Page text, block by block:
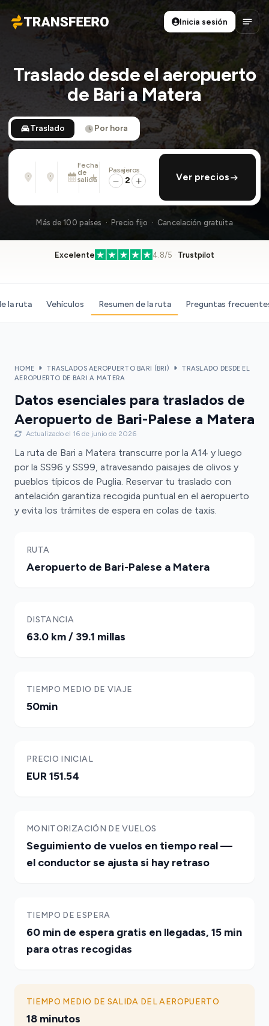
Transfeero
Inicia sesión
Abrir
Traslado desde el aeropuerto
de Bari a Matera
Traslado Por hora
Desde
Dirección, aeropuerto, hotel, ...
Hasta
Dirección, aeropuerto, hotel, ...
Fecha
de
salida
Lun., 10 Ago. · 13:45
añadir regreso
Pasajeros
2 Ver precios
Más de 100 países · Precio fijo · Cancelación gratuita
Excelente 4.8/5 · Trustpilot
la ruta Vehículos Resumen de la ruta Preguntas
HOME TRASLADOS AEROPUERTO BARI (BRI)
TRASLADO DESDE EL
AEROPUERTO DE BARI A MATERA
Datos esenciales para traslados de
Aeropuerto de Bari-Palese a Matera
Actualizado el 16 de junio de 2026
La ruta de Bari a Matera transcurre por la A14 y luego
por la SS96 y SS99, atravesando paisajes de olivos y
pueblos típicos de Puglia. Reservar tu traslado con
antelación garantiza recogida puntual en el aeropuerto
y evita los trámites de espera en colas de taxis.
RUTA
Aeropuerto de Bari-Palese a Matera
DISTANCIA
63.0 km / 39.1 millas
TIEMPO MEDIO DE VIAJE
50min
PRECIO INICIAL
EUR 151.54
MONITORIZACIÓN DE VUELOS
Seguimiento de vuelos en tiempo real —
el conductor se ajusta si hay retraso
TIEMPO DE ESPERA
60 min de espera gratis en llegadas, 15 min
para otras recogidas
TIEMPO MEDIO DE SALIDA DEL AEROPUERTO
18 minutos